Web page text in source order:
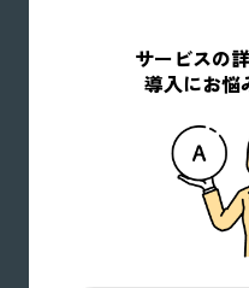
サービスの
導入にお悩